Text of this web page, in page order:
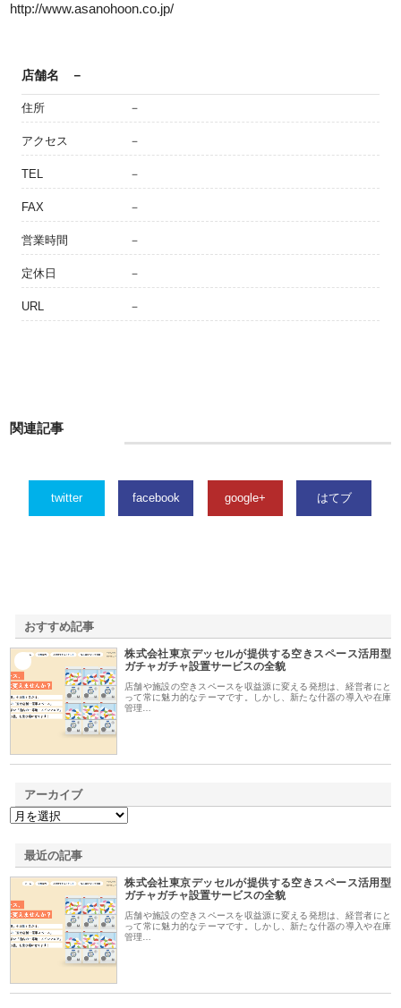
http://www.asanohoon.co.jp/
店舗名 －
住所 －
アクセス －
TEL －
FAX －
営業時間 －
定休日 －
URL －
関連記事
twitter facebook google+ はてブ
おすすめ記事
株式会社東京デッセルが提供する空きスペース活用型
ガチャガチャ設置サービスの全貌
店舗や施設の空きスペースを収益源に変える発想は、経営者にと
って常に魅力的なテーマです。しかし、新たな什器の導入や在庫
管理…
アーカイブ
最近の記事
株式会社東京デッセルが提供する空きスペース活用型
ガチャガチャ設置サービスの全貌
店舗や施設の空きスペースを収益源に変える発想は、経営者にと
って常に魅力的なテーマです。しかし、新たな什器の導入や在庫
管理…